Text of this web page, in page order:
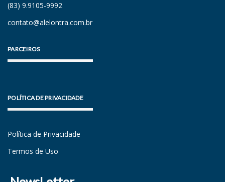
(83) 9.9105-9992
contato@alelontra.com.br
PARCEIROS
POLÍTICA DE PRIVACIDADE
Política de Privacidade
Termos de Uso